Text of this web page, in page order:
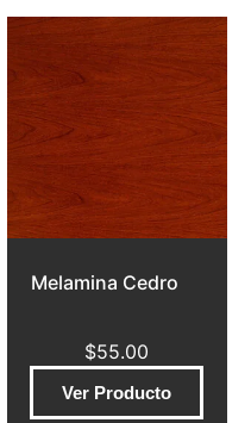
Melamina Cedro
$55.00
Ver Producto